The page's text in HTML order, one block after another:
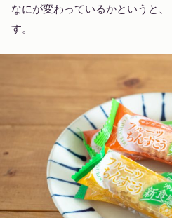
なにが変わっているかというと、
す。